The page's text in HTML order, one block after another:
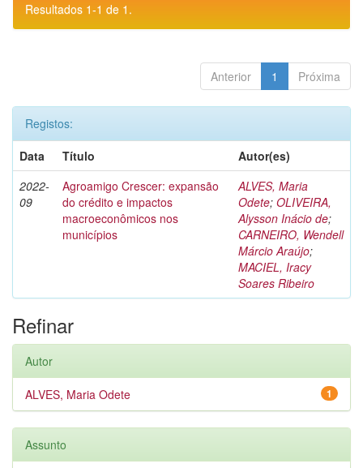
Resultados 1-1 de 1.
Anterior 1 Próxima
Registos:
Data
Título
Autor(es)
2022-
09
Agroamigo Crescer: expansão
do crédito e impactos
macroeconômicos nos
municípios
ALVES, Maria
Odete; OLIVEIRA,
Alysson Inácio de;
CARNEIRO, Wendell
Márcio Araújo;
MACIEL, Iracy
Soares Ribeiro
Refinar
Autor
1
ALVES, Maria Odete
Assunto